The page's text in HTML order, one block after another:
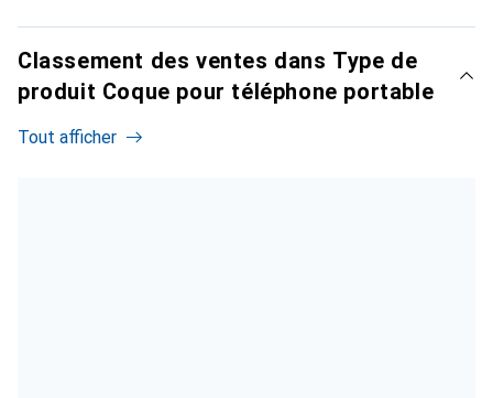
Classement des ventes dans Type de
produit Coque pour téléphone portable
Tout afficher